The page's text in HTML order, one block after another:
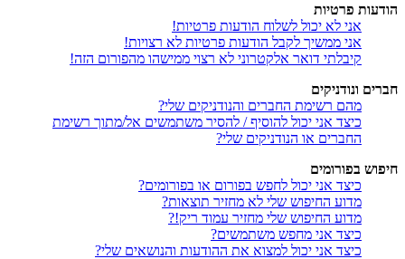
הודעות פרטיות
אני לא יכול לשלוח הודעות פרטיות!
אני ממשיך לקבל הודעות פרטיות לא רצויות!
קיבלתי דואר אלקטרוני לא רצוי ממישהו מהפורום הזה!
חברים ונודניקים
מהם רשימת החברים והנודניקים שלי?
כיצד אני יכול להוסיף / להסיר משתמשים אל/מתוך רשימת
החברים או הנודניקים שלי?
חיפוש בפורומים
כיצד אני יכול לחפש בפורום או בפורומים?
מדוע החיפוש שלי לא מחזיר תוצאות?
מדוע החיפוש שלי מחזיר עמוד ריק!?
כיצד אני מחפש משתמשים?
כיצד אני יכול למצוא את ההודעות והנושאים שלי?